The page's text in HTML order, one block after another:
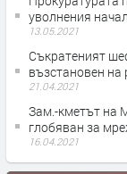
уволнения
13.05.2021
Съкратеният
възстановен на
21.04.2021
Зам.-кметът на
глобяван за
16.04.2021